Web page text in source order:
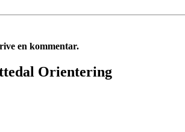
en kommentar.
Orientering